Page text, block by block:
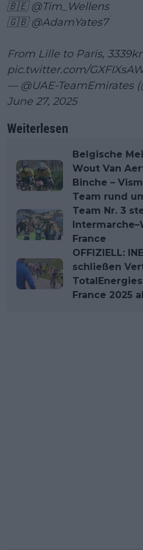
🇧🇪@Tim_Wellens
🇬🇧@AdamYates7
From Lille to Paris,
pic.twitter.com/
— @UAE-TeamEmirates
June 27, 2025
Weiterlesen
Belgische
Wout Van
Binche –
Team rund
Team Nr. 3
France
OFFIZIELL:
schließen
France 2025